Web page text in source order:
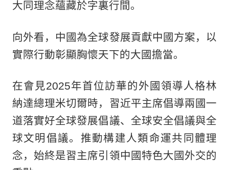
大同理念蘊藏於字裏行間。
向外看，中國為全球發展貢獻中國方案，以
實際行動彰顯胸懷天下的大國擔當。
在會見2025年首位訪華的外國領導人格林
納達總理米切爾時，習近平主席倡導兩國一
道落實好全球發展倡議、全球安全倡議與全
球文明倡議。推動構建人類命運共同體理
念，始終是習主席引領中國特色大國外交的